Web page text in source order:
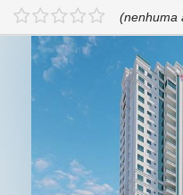
(nenhuma